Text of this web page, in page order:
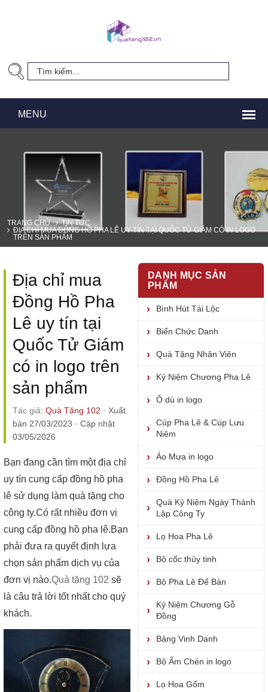
TRANG CHỦ
TIN TỨC
ĐỊA CHỈ MUA ĐỒNG HỒ PHA LÊ UY TÍN TẠI QUỐC TỬ GIÁM CÓ IN LOGO
TRÊN SẢN PHẨM
Địa chỉ mua
Đồng Hồ Pha
Lê uy tín tại
Quốc Tử Giám
có in logo trên
sản phẩm
Tác giả: Quà Tặng 102 · Xuất
bản 27/03/2023 · Cập nhật
03/05/2026
Bạn đang cần tìm một địa chỉ
uy tín cung cấp đồng hồ pha
lê sử dụng làm quà tặng cho
công ty.Có rất nhiều đơn vị
cung cấp đồng hồ pha lê.Bạn
phải đưa ra quyết định lựa
chọn sản phẩm dịch vụ của
đơn vị nào.Quà tặng 102 sẽ
là câu trả lời tốt nhất cho quý
khách.
DANH MỤC SẢN
PHẨM
Bình Hút Tài Lộc
Biển Chức Danh
Quà Tặng Nhân Viên
Kỷ Niệm Chương Pha Lê
Ô dù in logo
Cúp Pha Lê & Cúp Lưu
Niệm
Áo Mưa in logo
Đồng Hồ Pha Lê
Quà Kỷ Niệm Ngày Thành
Lập Công Ty
Lọ Hoa Pha Lê
Bộ cốc thủy tinh
Bộ Pha Lê Để Bàn
Kỷ Niệm Chương Gỗ
Đồng
Bảng Vinh Danh
Bộ Ấm Chén in logo
Lọ Hoa Gốm